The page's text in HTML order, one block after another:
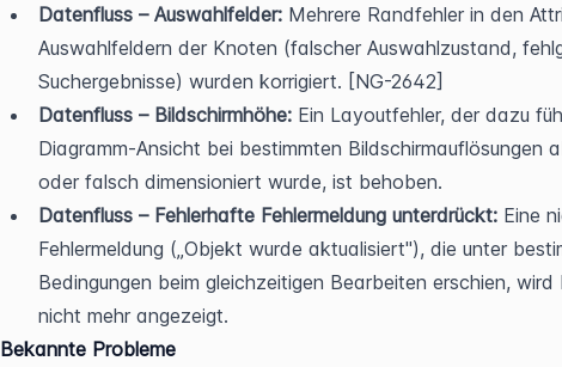
Datenfluss – Auswahlfelder: Mehrere Randfehler in den
Auswahlfeldern der Knoten (falscher Auswahlzustand,
Suchergebnisse) wurden korrigiert. [NG-2642]
Datenfluss – Bildschirmhöhe: Ein Layoutfehler, der dazu
Diagramm-Ansicht bei bestimmten Bildschirmauflösungen
oder falsch dimensioniert wurde, ist behoben.
Datenfluss – Fehlerhafte Fehlermeldung unterdrückt: Eine
Fehlermeldung („Objekt wurde aktualisiert"), die unter
Bedingungen beim gleichzeitigen Bearbeiten erschien, wird
nicht mehr angezeigt.
Bekannte Probleme